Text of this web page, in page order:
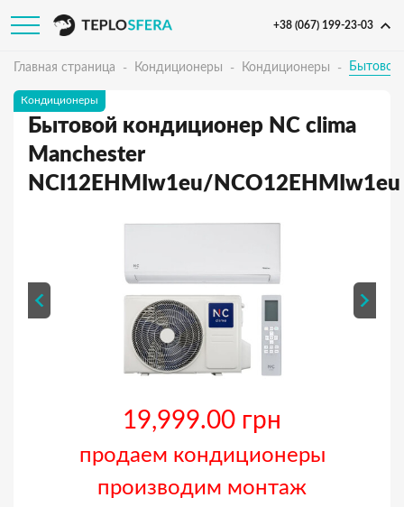
+38 (067) 199-23-03
Главная страница Кондиционеры Кондиционеры Бытовой
Кондиционеры
Бытовой кондиционер NC clima
Manchester
NCI12EHMIw1eu/NCO12EHMIw1eu
19,999.00 грн
продаем кондиционеры
производим монтаж